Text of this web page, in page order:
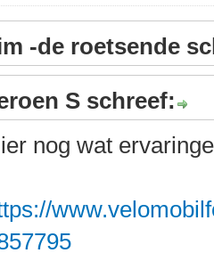
-de roetsende
S schreef:
nog wat